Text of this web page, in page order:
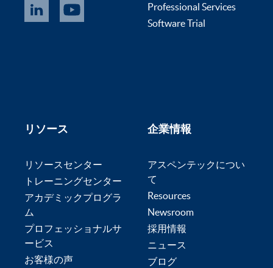
Professional Services
Software Trial
リソース
リソースセンター
トレーニングセンター
アカデミックプログラ
ム
プロフェッショナルサ
ービス
お客様の声
企業情報
アスペンテックについ
て
Resources
Newsroom
採用情報
ニュース
ブログ